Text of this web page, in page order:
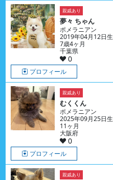
親戚あり
夢々 ちゃん
ポメラニアン
2019年04月12日生
7歳4ヶ月
千葉県
0
プロフィール
親戚あり
むくくん
ポメラニアン
2025年09月25日生
11ヶ月
大阪府
0
プロフィール
親戚あり